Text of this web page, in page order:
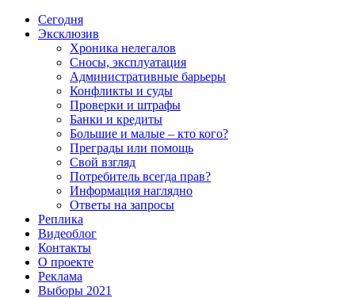
Сегодня
Эксклюзив
Хроника нелегалов
Сносы, эксплуатация
Административные барьеры
Конфликты и суды
Проверки и штрафы
Банки и кредиты
Большие и малые – кто кого?
Преграды или помощь
Свой взгляд
Потребитель всегда прав?
Информация наглядно
Ответы на запросы
Реплика
Видеоблог
Контакты
О проекте
Реклама
Выборы 2021